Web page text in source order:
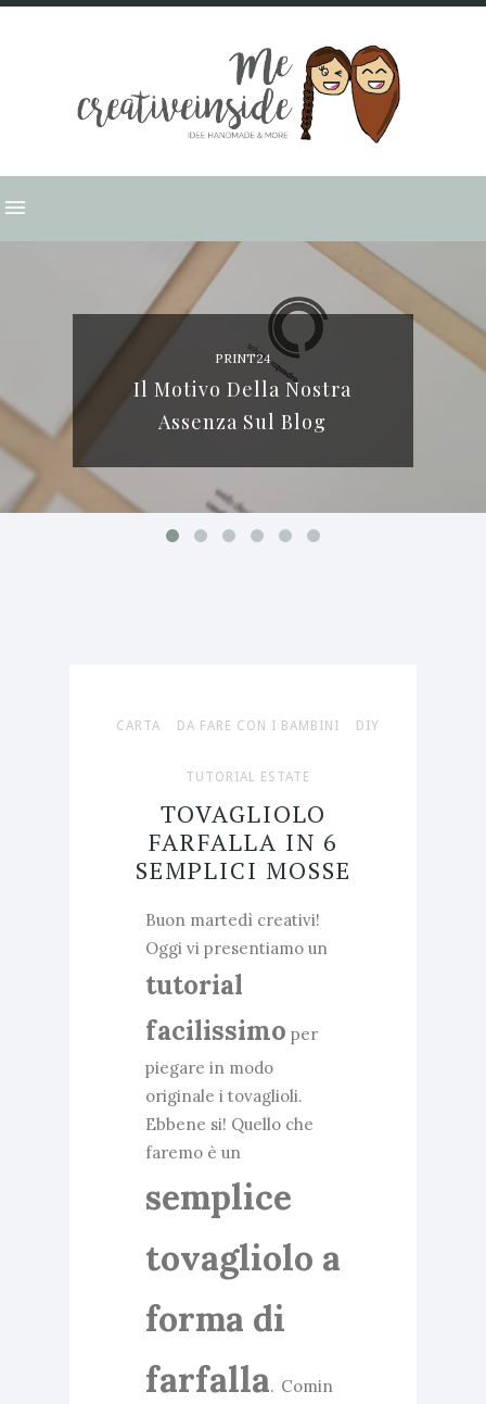
PRINT24
Il Motivo Della Nostra
Assenza Sul Blog
CARTA DA FARE CON I BAMBINI DIY
TUTORIAL ESTATE
TOVAGLIOLO
FARFALLA IN 6
SEMPLICI MOSSE
Buon martedì creativi!
Oggi vi presentiamo un
tutorial
facilissimo per
piegare in modo
originale i tovaglioli.
Ebbene si! Quello che
faremo è un
semplice
tovagliolo a
forma di
farfalla. Comin